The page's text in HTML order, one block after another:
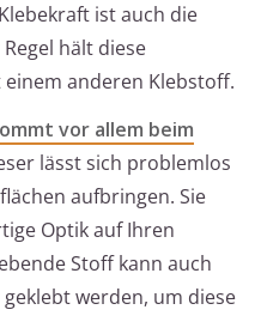
ist auch die
hält diese
anderen Klebstoff.
vor allem beim
lässt sich problemlos
aufbringen. Sie
Optik auf Ihren
Stoff kann auch
werden, um diese